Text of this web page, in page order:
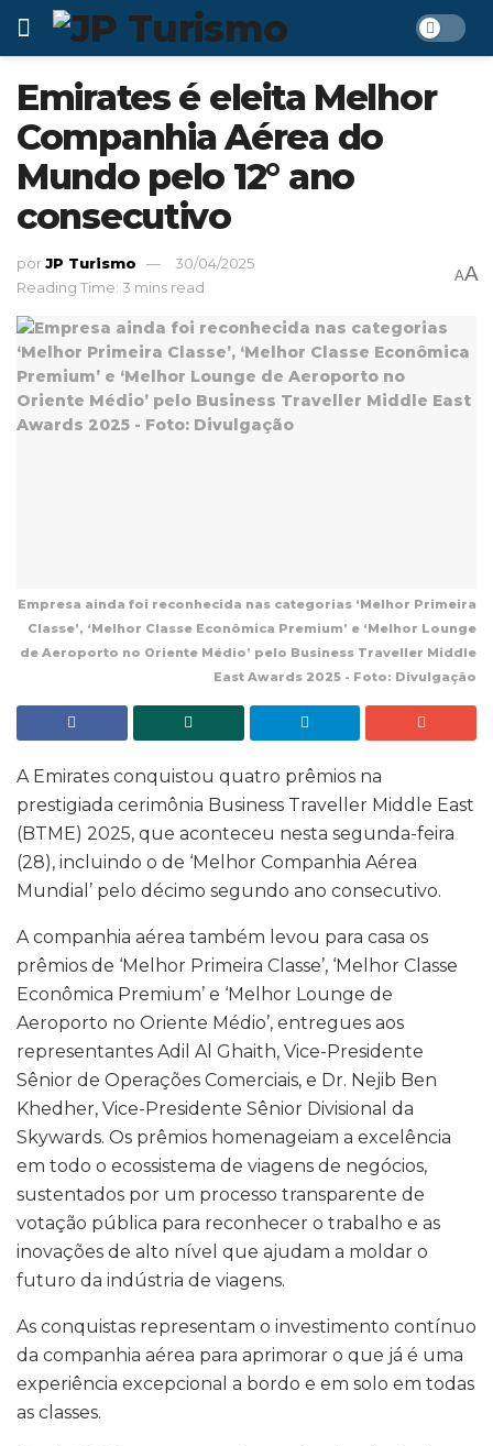
Emirates é eleita Melhor
Companhia Aérea do
Mundo pelo 12° ano
consecutivo
porJP Turismo
30/04/2025
Reading Time: 3 mins read
AA
Empresa ainda foi reconhecida nas categorias ‘Melhor Primeira
Classe’, ‘Melhor Classe Econômica Premium’ e ‘Melhor Lounge
de Aeroporto no Oriente Médio’ pelo Business Traveller Middle
East Awards 2025 - Foto: Divulgação
A Emirates conquistou quatro prêmios na
prestigiada cerimônia Business Traveller Middle East
(BTME) 2025, que aconteceu nesta segunda-feira
(28), incluindo o de ‘Melhor Companhia Aérea
Mundial’ pelo décimo segundo ano consecutivo.
A companhia aérea também levou para casa os
prêmios de ‘Melhor Primeira Classe’, ‘Melhor Classe
Econômica Premium’ e ‘Melhor Lounge de
Aeroporto no Oriente Médio’, entregues aos
representantes Adil Al Ghaith, Vice-Presidente
Sênior de Operações Comerciais, e Dr. Nejib Ben
Khedher, Vice-Presidente Sênior Divisional da
Skywards. Os prêmios homenageiam a excelência
em todo o ecossistema de viagens de negócios,
sustentados por um processo transparente de
votação pública para reconhecer o trabalho e as
inovações de alto nível que ajudam a moldar o
futuro da indústria de viagens.
As conquistas representam o investimento contínuo
da companhia aérea para aprimorar o que já é uma
experiência excepcional a bordo e em solo em todas
as classes.